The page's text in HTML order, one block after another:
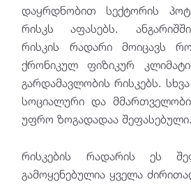
დაყრდნობით სექტორის
რისკს აფასებს.
რისკის რადარი მოიცავს
ქრონიკულ ფიზიკურ
გარდამავლობის რისკებს.
სოციალური და
უფრო ზოგადადაა შეფასებული.
რისკების რადარის ეს
გამოყენებულია ყველა